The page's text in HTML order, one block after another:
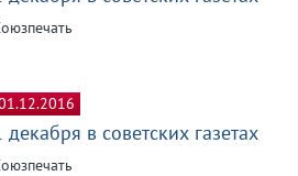
декабря в советских газетах